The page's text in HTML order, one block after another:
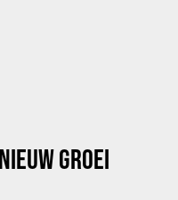
GROEI